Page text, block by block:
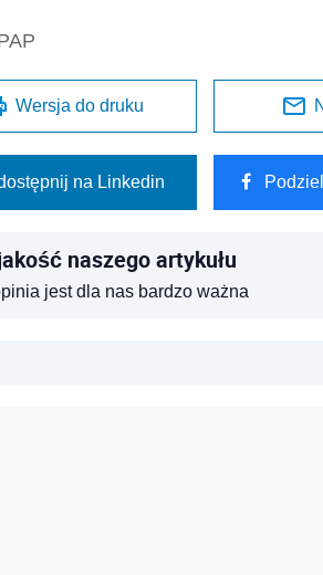
Wersja do druku
na Linkedin
naszego artykułu
jest dla nas bardzo ważna